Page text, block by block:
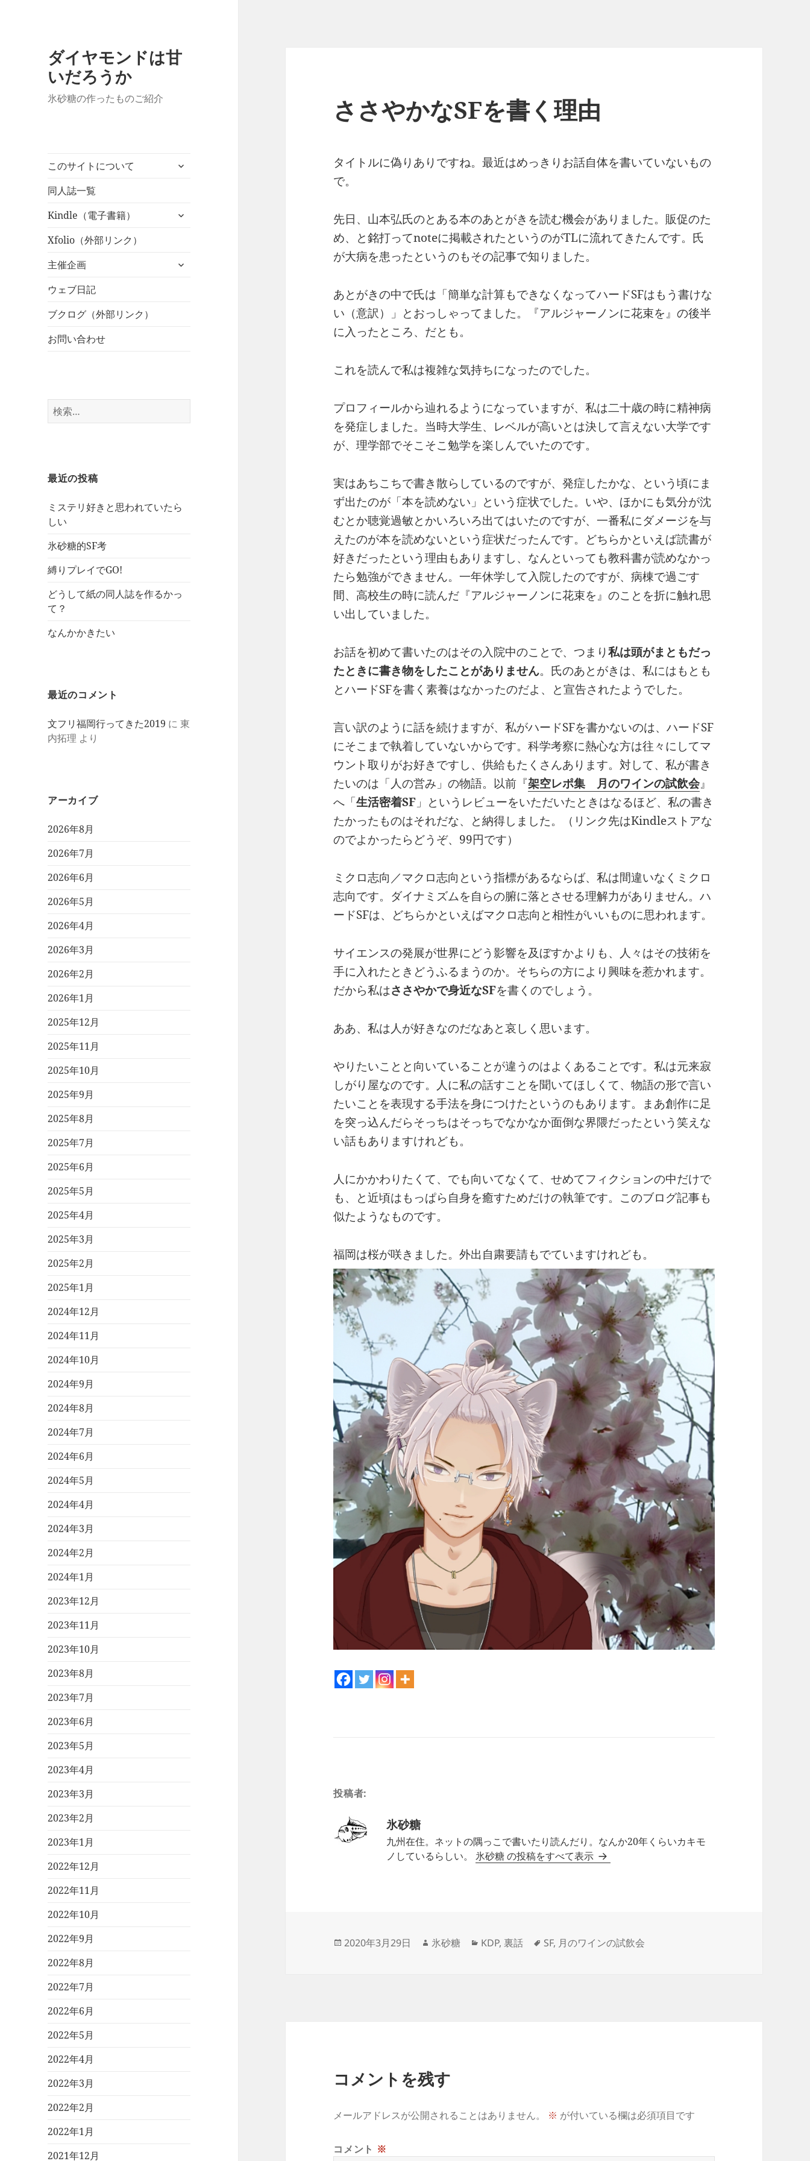
ダイヤモンドは甘
いだろうか
氷砂糖の作ったものご紹介
このサイトについて
サ
ュ
同人誌一覧
Kindle（電子書籍）
サ
ュ
Xfolio（外部リンク）
主催企画
サ
ウェブ日記
ブクログ（外部リンク）
お問い合わせ
検
索:
最近の投稿
ミステリ好きと思われていたら
しい
氷砂糖的SF考
縛りプレイでGO!
どうして紙の同人誌を作るかっ
て？
なんかかきたい
最近のコメント
文フリ福岡行ってきた2019 に東
内拓理 より
アーカイブ
2026年8月
2026年7月
2026年6月
2026年5月
2026年4月
2026年3月
2026年2月
2026年1月
2025年12月
2025年11月
2025年10月
2025年9月
2025年8月
2025年7月
2025年6月
2025年5月
2025年4月
2025年3月
2025年2月
2025年1月
2024年12月
2024年11月
2024年10月
2024年9月
2024年8月
2024年7月
2024年6月
2024年5月
2024年4月
2024年3月
2024年2月
2024年1月
2023年12月
2023年11月
2023年10月
2023年8月
2023年7月
2023年6月
2023年5月
2023年4月
2023年3月
2023年2月
2023年1月
2022年12月
2022年11月
2022年10月
2022年9月
2022年8月
2022年7月
2022年6月
2022年5月
2022年4月
2022年3月
2022年2月
2022年1月
2021年12月
ささやかなSFを書く理由
タイトルに偽りありですね。最近はめっきりお話自体を書いていないもの
で。
先日、山本弘氏のとある本のあとがきを読む機会がありました。販促のた
め、と銘打ってnoteに掲載されたというのがTLに流れてきたんです。氏
が大病を患ったというのもその記事で知りました。
あとがきの中で氏は「簡単な計算もできなくなってハードSFはもう書けな
い（意訳）」とおっしゃってました。『アルジャーノンに花束を』の後半
に入ったところ、だとも。
これを読んで私は複雑な気持ちになったのでした。
プロフィールから辿れるようになっていますが、私は二十歳の時に精神病
を発症しました。当時大学生、レベルが高いとは決して言えない大学です
が、理学部でそこそこ勉学を楽しんでいたのです。
実はあちこちで書き散らしているのですが、発症したかな、という頃にま
ず出たのが「本を読めない」という症状でした。いや、ほかにも気分が沈
むとか聴覚過敏とかいろいろ出てはいたのですが、一番私にダメージを与
えたのが本を読めないという症状だったんです。どちらかといえば読書が
好きだったという理由もありますし、なんといっても教科書が読めなかっ
たら勉強ができません。一年休学して入院したのですが、病棟で過ごす
間、高校生の時に読んだ『アルジャーノンに花束を』のことを折に触れ思
い出していました。
お話を初めて書いたのはその入院中のことで、つまり私は頭がまともだっ
たときに書き物をしたことがありません。氏のあとがきは、私にはもとも
とハードSFを書く素養はなかったのだよ、と宣告されたようでした。
言い訳のように話を続けますが、私がハードSFを書かないのは、ハードSF
にそこまで執着していないからです。科学考察に熱心な方は往々にしてマ
ウント取りがお好きですし、供給もたくさんあります。対して、私が書き
たいのは「人の営み」の物語。以前『架空レポ集 月のワインの試飲会』
へ「生活密着SF 」というレビューをいただいたときはなるほど、私の書き
たかったものはそれだな、と納得しました。（リンク先はKindleストアな
のでよかったらどうぞ、99円です）
ミクロ志向／マクロ志向という指標があるならば、私は間違いなくミクロ
志向です。ダイナミズムを自らの腑に落とさせる理解力がありません。ハ
ードSFは、どちらかといえばマクロ志向と相性がいいものに思われます。
サイエンスの発展が世界にどう影響を及ぼすかよりも、人々はその技術を
手に入れたときどうふるまうのか。そちらの方により興味を惹かれます。
だから私はささやかで身近なSFを書くのでしょう。
ああ、私は人が好きなのだなあと哀しく思います。
やりたいことと向いていることが違うのはよくあることです。私は元来寂
しがり屋なのです。人に私の話すことを聞いてほしくて、物語の形で言い
たいことを表現する手法を身につけたというのもあります。まあ創作に足
を突っ込んだらそっちはそっちでなかなか面倒な界隈だったという笑えな
い話もありますけれども。
人にかかわりたくて、でも向いてなくて、せめてフィクションの中だけで
も、と近頃はもっぱら自身を癒すためだけの執筆です。このブログ記事も
似たようなものです。
福岡は桜が咲きました。外出自粛要請もでていますけれども。
投稿者:
氷砂糖
九州在住。ネットの隅っこで書いたり読んだり。なんか20年くらいカキモ
ノしているらしい。氷砂糖 の投稿をすべて表示
投
2020年3月29日
作
氷砂糖
カ
KDP, 裏話
タ
SF, 月のワインの試飲会
コメントを残す
メールアドレスが公開されることはありません。 ※ が付いている欄は必須項目です
コメント ※